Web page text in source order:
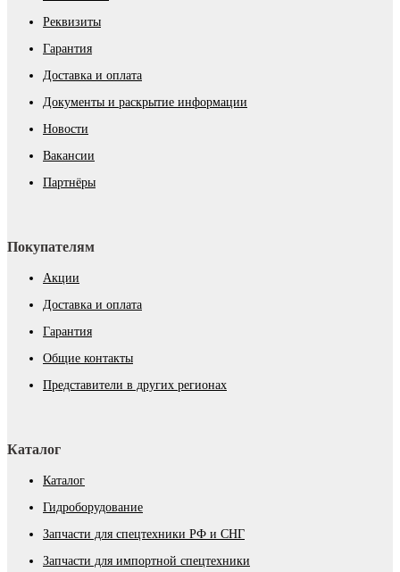
Реквизиты
Гарантия
Доставка и оплата
Документы и раскрытие информации
Новости
Вакансии
Партнёры
Покупателям
Акции
Доставка и оплата
Гарантия
Общие контакты
Представители в других регионах
Каталог
Каталог
Гидроборудование
Запчасти для спецтехники РФ и СНГ
Запчасти для импортной спецтехники